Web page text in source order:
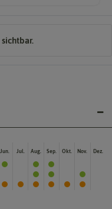
sichtbar.
Jun. Jul. Aug. Sep. Okt. Nov. Dez.